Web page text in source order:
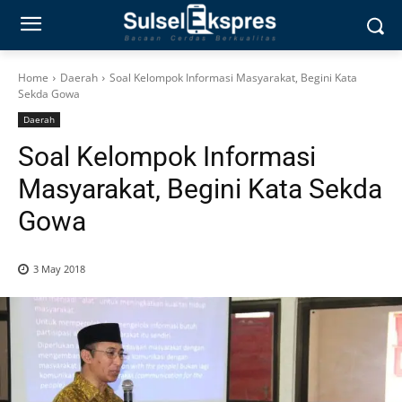
Home Daerah
Soal Kelompok Informasi Masyarakat, Begini Kata
Sekda Gowa
Daerah
Soal Kelompok Informasi
Masyarakat, Begini Kata Sekda
Gowa
3 May 2018